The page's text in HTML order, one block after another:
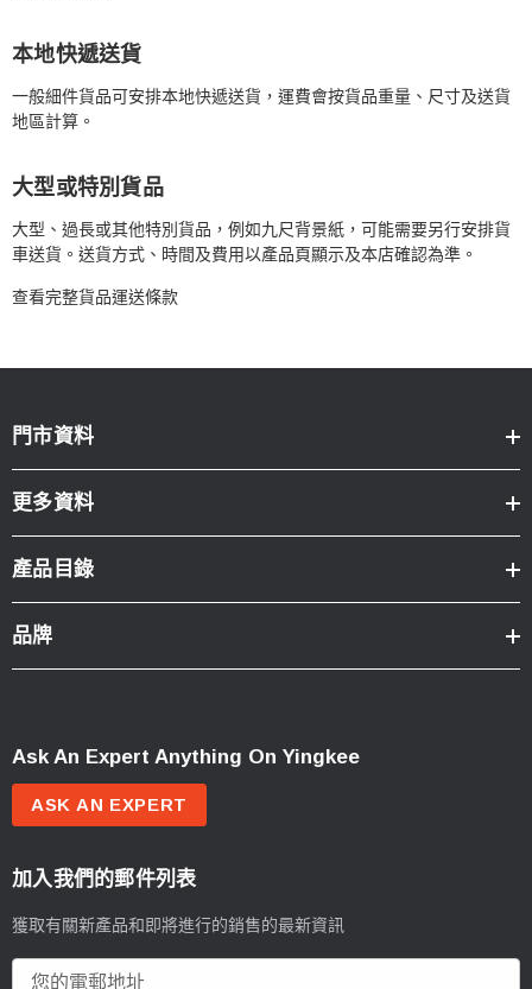
本地快遞送貨
一般細件貨品可安排本地快遞送貨，運費會按貨品重量、尺寸及送貨
地區計算。
大型或特別貨品
大型、過長或其他特別貨品，例如九尺背景紙，可能需要另行安排貨
車送貨。送貨方式、時間及費用以產品頁顯示及本店確認為準。
查看完整貨品運送條款
門市資料
更多資料
產品目錄
品牌
Ask An Expert Anything On Yingkee
ASK AN EXPERT
加入我們的郵件列表
獲取有關新產品和即將進行的銷售的最新資訊